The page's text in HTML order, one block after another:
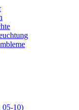
05-10)